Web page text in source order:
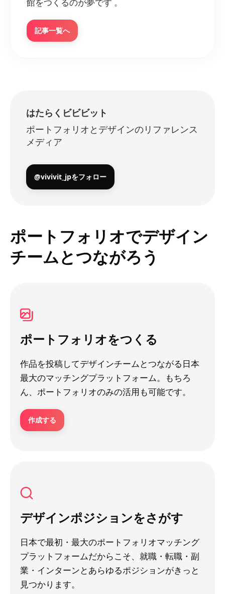
記事一覧へ
はたらくビビビット
ポートフォリオとデザインのリファレンス
メディア
@vivivit_jpをフォロー
ポートフォリオでデザイン
チームとつながろう
ポートフォリオをつくる
作品を投稿してデザインチームとつながる日本
最大のマッチングプラットフォーム。もちろ
ん、ポートフォリオのみの活用も可能です。
作成する
デザインポジションをさがす
日本で最初・最大のポートフォリオマッチング
プラットフォームだからこそ、就職・転職・副
業・インターンとあらゆるポジションがきっと
見つかります。